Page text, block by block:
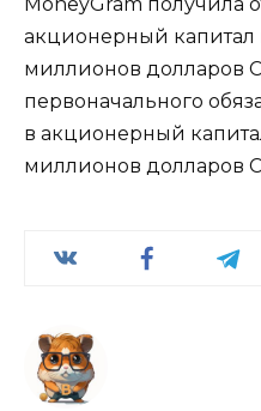
MoneyGram получила
акционерный капитал
миллионов долларов
первоначального
в акционерный
миллионов долларов